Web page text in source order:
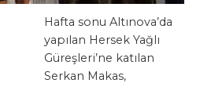
Hafta sonu Altınova’da
yapılan Hersek Yağlı
Güreşleri’ne katılan
Serkan Makas,